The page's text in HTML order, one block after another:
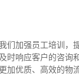
们加强员工培训，
时响应客户的咨询
加优质、高效的物